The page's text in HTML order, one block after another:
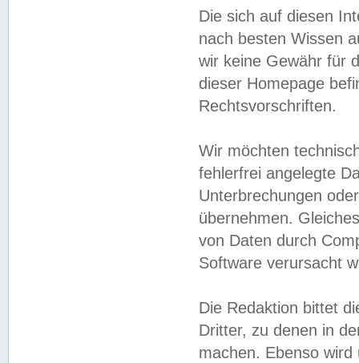
Die sich auf diesen
nach besten Wissen
wir keine Gewähr für
dieser Homepage
Rechtsvorschriften.
Wir möchten
fehlerfrei angelegte
Unterbrechungen
übernehmen.
von Daten durch
Software verursacht
Die Redaktion bittet
Dritter, zu denen in
machen. Ebenso